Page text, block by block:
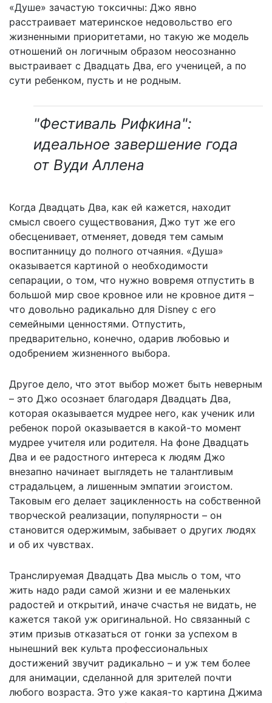
«Душе» зачастую токсичны: Джо явно
расстраивает материнское недовольство его
жизненными приоритетами, но такую же модель
отношений он логичным образом неосознанно
выстраивает с Двадцать Два, его ученицей, а по
сути ребенком, пусть и не родным.
"Фестиваль Рифкина":
идеальное завершение года
от Вуди Аллена
Когда Двадцать Два, как ей кажется, находит
смысл своего существования, Джо тут же его
обесценивает, отменяет, доведя тем самым
воспитанницу до полного отчаяния. «Душа»
оказывается картиной о необходимости
сепарации, о том, что нужно вовремя отпустить в
большой мир свое кровное или не кровное дитя –
что довольно радикально для Disney c его
семейными ценностями. Отпустить,
предварительно, конечно, одарив любовью и
одобрением жизненного выбора.
Другое дело, что этот выбор может быть неверным
– это Джо осознает благодаря Двадцать Два,
которая оказывается мудрее него, как ученик или
ребенок порой оказывается в какой-то момент
мудрее учителя или родителя. На фоне Двадцать
Два и ее радостного интереса к людям Джо
внезапно начинает выглядеть не талантливым
страдальцем, а лишенным эмпатии эгоистом.
Таковым его делает зацикленность на собственной
творческой реализации, популярности – он
становится одержимым, забывает о других людях
и об их чувствах.
Транслируемая Двадцать Два мысль о том, что
жить надо ради самой жизни и ее маленьких
радостей и открытий, иначе счастья не видать, не
кажется такой уж оригинальной. Но связанный с
этим призыв отказаться от гонки за успехом в
нынешний век культа профессиональных
достижений звучит радикально – и уж тем более
для анимации, сделанной для зрителей почти
любого возраста. Это уже какая-то картина Джима